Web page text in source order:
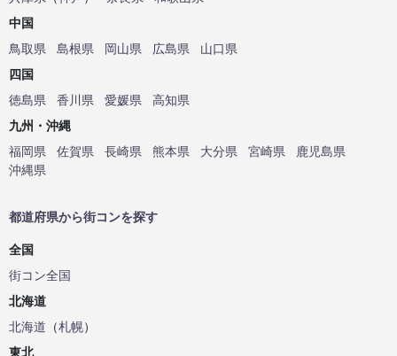
中国
鳥取県
島根県 岡山県 広島県
山口県
四国
徳島県
香川県 愛媛県
高知県
九州・沖縄
福岡県
佐賀県 長崎県 熊本県 大分県 宮崎県
鹿児島県
沖縄県
都道府県から街コンを探す
全国
街コン全国
北海道
北海道 （札幌）
東北